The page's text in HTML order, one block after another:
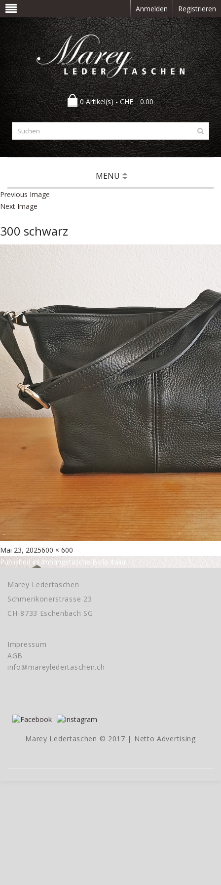
Anmelden Registrieren
0 Artikel(s) -CHF 0.00
MENU
Previous Image
Next Image
300 schwarz
Posted
on
Mai 23, 2025Full
size
600 × 600
Beitragsnavigation
Published inUmhängetasche Bella Italia
Marey Ledertaschen
Schmerikonerstrasse 23
CH-8733 Eschenbach SG
Impressum
AGB
info@mareyledertaschen.ch
Marey Ledertaschen © 2017 | Netto Advertising